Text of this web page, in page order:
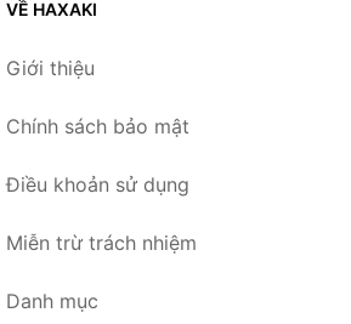
VỀ HAXAKI
Giới thiệu
Chính sách bảo mật
Điều khoản sử dụng
Miễn trừ trách nhiệm
Danh mục